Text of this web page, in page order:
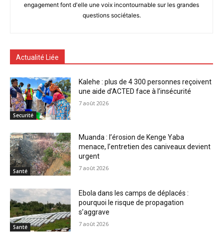
engagement font d'elle une voix incontournable sur les grandes
questions sociétales.
Actualité Liée
Securité
Kalehe : plus de 4 300 personnes reçoivent
une aide d’ACTED face à l’insécurité
7 août 2026
Santé
Muanda : l’érosion de Kenge Yaba
menace, l’entretien des caniveaux devient
urgent
7 août 2026
Santé
Ebola dans les camps de déplacés :
pourquoi le risque de propagation
s’aggrave
7 août 2026